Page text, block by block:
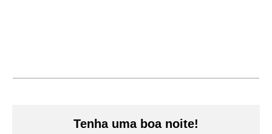
Tenha uma boa noite!